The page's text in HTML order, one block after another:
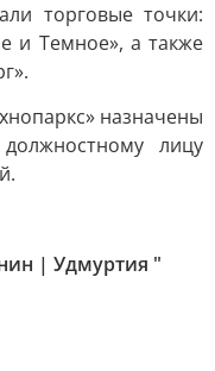
торговые точки:
и Темное», а также
назначены
лицу
| Удмуртия "